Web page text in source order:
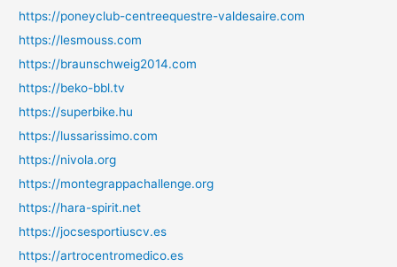
https://poneyclub-centreequestre-valdesaire.com
https://lesmouss.com
https://braunschweig2014.com
https://beko-bbl.tv
https://superbike.hu
https://lussarissimo.com
https://nivola.org
https://montegrappachallenge.org
https://hara-spirit.net
https://jocsesportiuscv.es
https://artrocentromedico.es